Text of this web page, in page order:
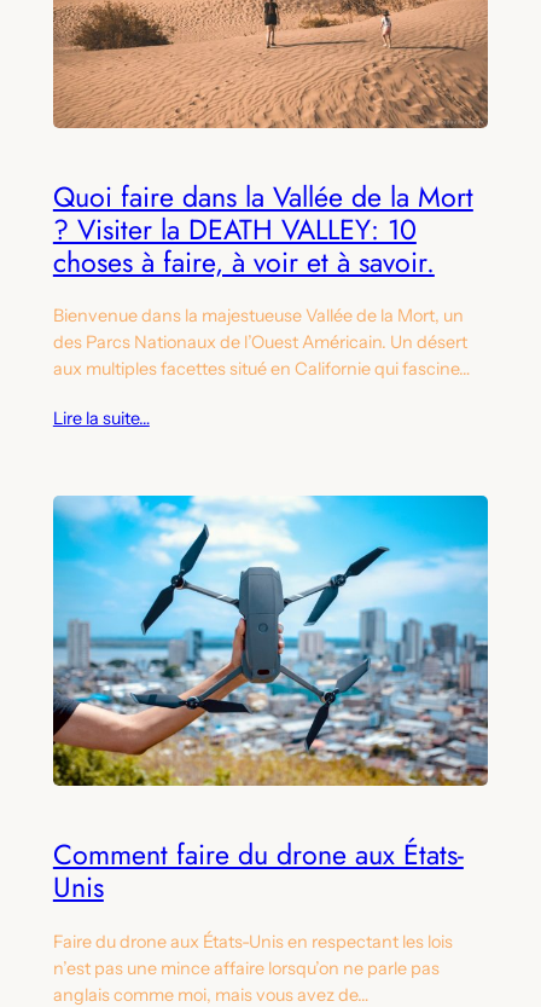
Quoi faire dans la Vallée de la Mort
? Visiter la DEATH VALLEY: 10
choses à faire, à voir et à savoir.
Bienvenue dans la majestueuse Vallée de la Mort, un
des Parcs Nationaux de l’Ouest Américain. Un désert
aux multiples facettes situé en Californie qui fascine…
Lire la suite…
Comment faire du drone aux États-
Unis
Faire du drone aux États-Unis en respectant les lois
n’est pas une mince affaire lorsqu’on ne parle pas
anglais comme moi, mais vous avez de…